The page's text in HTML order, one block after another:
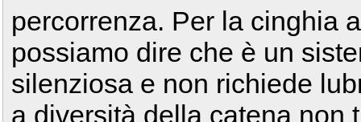
percorrenza. Per la cinghia
possiamo dire che è un
silenziosa e non richiede
a diversità della catena non